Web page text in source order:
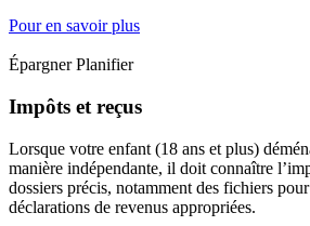
Pour en savoir plus
Épargner Planifier
Impôts et reçus
Lorsque votre enfant (18 ans et plus)
manière indépendante, il doit connaître
dossiers précis, notamment des fichiers
déclarations de revenus appropriées.